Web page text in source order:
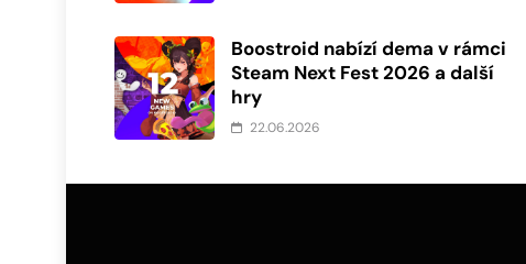
Boostroid nabízí dema v rámci
Steam Next Fest 2026 a další
hry
22.06.2026